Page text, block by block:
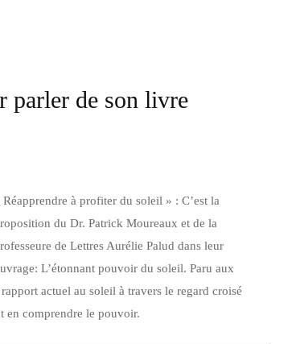
parler de son livre
Réapprendre à profiter du soleil » : C’est la
du Dr. Patrick Moureaux et de la
de Lettres Aurélie Palud dans leur
L’étonnant pouvoir du soleil. Paru aux
actuel au soleil à travers le regard croisé
en comprendre le pouvoir.